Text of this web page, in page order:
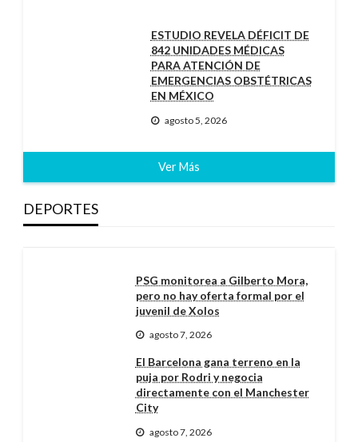
ESTUDIO REVELA DÉFICIT DE
842 UNIDADES MÉDICAS
PARA ATENCIÓN DE
EMERGENCIAS OBSTÉTRICAS
EN MÉXICO
agosto 5, 2026
Ver Más
DEPORTES
PSG monitorea a Gilberto Mora,
pero no hay oferta formal por el
juvenil de Xolos
agosto 7, 2026
El Barcelona gana terreno en la
puja por Rodri y negocia
directamente con el Manchester
City
agosto 7, 2026